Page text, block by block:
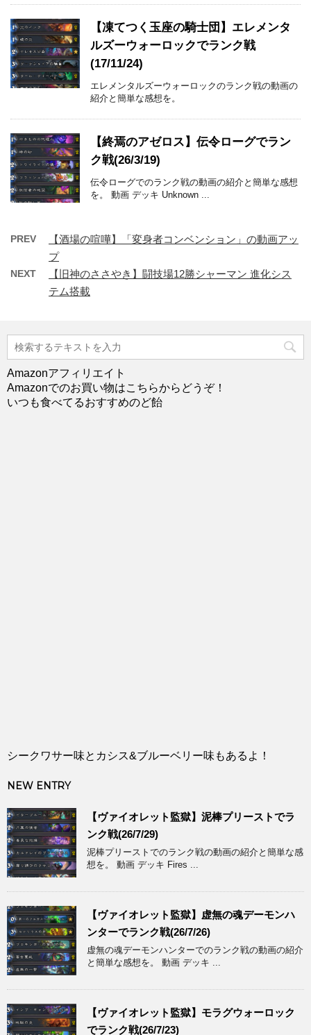
【凍てつく玉座の騎士団】エレメンタ
ルズーウォーロックでランク戦
(17/11/24)
エレメンタルズーウォーロックのランク戦の動画の
紹介と簡単な感想を。
【終焉のアゼロス】伝令ローグでラン
ク戦(26/3/19)
伝令ローグでのランク戦の動画の紹介と簡単な感想
を。 動画 デッキ Unknown ...
PREV
【酒場の喧嘩】「変身者コンベンション」の動画アッ
プ
NEXT
【旧神のささやき】闘技場12勝シャーマン 進化シス
テム搭載
Amazonアフィリエイト
Amazonでのお買い物はこちらからどうぞ！
いつも食べてるおすすめのど飴
シークワサー味とカシス&ブルーベリー味もあるよ！
NEW ENTRY
【ヴァイオレット監獄】泥棒プリーストでラ
ンク戦(26/7/29)
泥棒プリーストでのランク戦の動画の紹介と簡単な感
想を。 動画 デッキ Fires ...
【ヴァイオレット監獄】虚無の魂デーモンハ
ンターでランク戦(26/7/26)
虚無の魂デーモンハンターでのランク戦の動画の紹介
と簡単な感想を。 動画 デッキ ...
【ヴァイオレット監獄】モラグウォーロック
でランク戦(26/7/23)